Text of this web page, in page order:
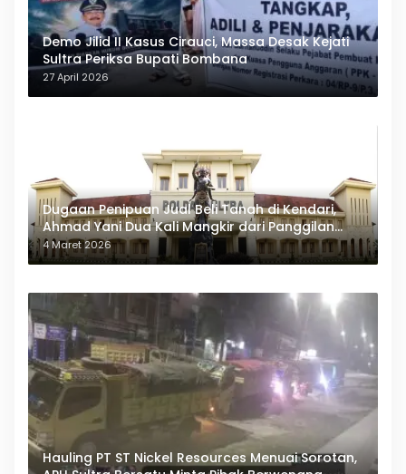
Demo Jilid II Kasus Cirauci, Massa Desak Kejati
Sultra Periksa Bupati Bombana
27 April 2026
Dugaan Penipuan Jual Beli Tanah di Kendari,
Ahmad Yani Dua Kali Mangkir dari Panggilan
Polda Sultra
4 Maret 2026
Hauling PT ST Nickel Resources Menuai Sorotan,